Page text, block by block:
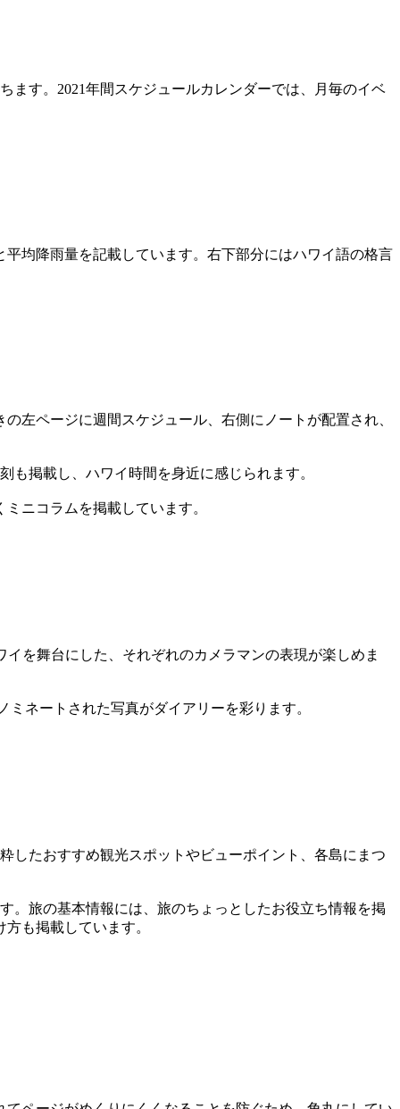
ます。2021年間スケジュールカレンダーでは、月毎のイベ
均降雨量を記載しています。右下部分にはハワイ語の格言
左ページに週間スケジュール、右側にノートが配置され、
掲載し、ハワイ時間を身近に感じられます。
ニコラムを掲載しています。
を舞台にした、それぞれのカメラマンの表現が楽しめま
ミネートされた写真がダイアリーを彩ります。
したおすすめ観光スポットやビューポイント、各島にまつ
。旅の基本情報には、旅のちょっとしたお役立ち情報を掲
も掲載しています。